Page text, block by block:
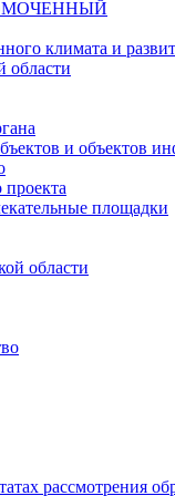
климата и
области
и объектов
площадки
области
рассмотрения